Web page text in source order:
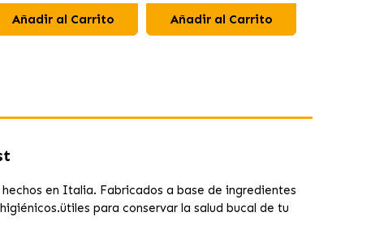
Añadir al Carrito Añadir al Carrito
en Italia. Fabricados a base de ingredientes
para conservar la salud bucal de tu